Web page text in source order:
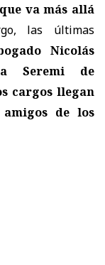
va más allá
las últimas
Nicolás
Seremi de
cargos llegan
de los